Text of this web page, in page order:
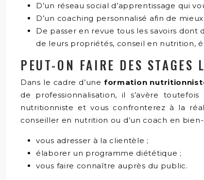
D’un réseau social d’apprentissage qui
D’un coaching personnalisé afin de
De passer en revue tous les savoirs
de leurs propriétés, conseil en nutrition,
PEUT-ON FAIRE DES STAGES
Dans le cadre d’une formation
de professionnalisation, il s’avère
nutritionniste et vous confronterez à la
conseiller en nutrition ou d’un coach en
vous adresser à la clientèle ;
élaborer un programme diététique ;
vous faire connaître auprès du public.